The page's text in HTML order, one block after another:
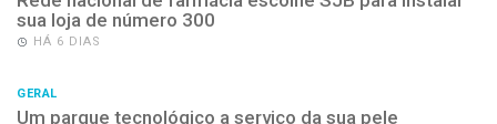
sua loja de número 300
HÁ 6 DIAS
GERAL
Um parque tecnológico a serviço da sua pele